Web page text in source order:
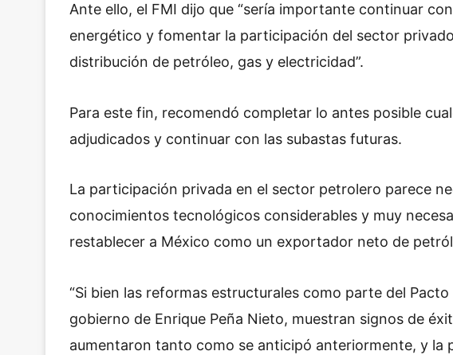
Ante ello, el FMI dijo que “sería importante continuar
energético y fomentar la participación del sector
distribución de petróleo, gas y electricidad”.
Para este fin, recomendó completar lo antes posible
adjudicados y continuar con las subastas futuras.
La participación privada en el sector petrolero parece
conocimientos tecnológicos considerables y muy
restablecer a México como un exportador neto de
“Si bien las reformas estructurales como parte del
gobierno de Enrique Peña Nieto, muestran signos de
aumentaron tanto como se anticipó anteriormente, y la